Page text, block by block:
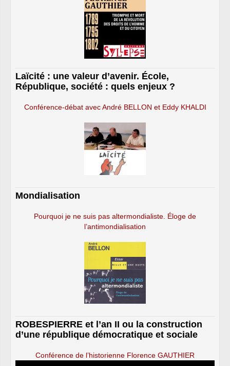
Laïcité : une valeur d’avenir. École,
République, société : quels enjeux ?
Conférence-débat avec André BELLON et Eddy KHALDI
Mondialisation
Pourquoi je ne suis pas altermondialiste. Éloge de
l’antimondialisation
ROBESPIERRE et l’an II ou la construction
d’une république démocratique et sociale
Conférence de l’historienne Florence GAUTHIER